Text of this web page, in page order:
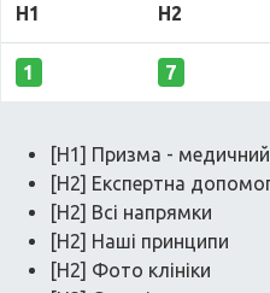
H1 H2
1 7
[H1] Призма - медичний
[H2] Експертна
[H2] Всі напрямки
[H2] Наші принципи
[H2] Фото клініки